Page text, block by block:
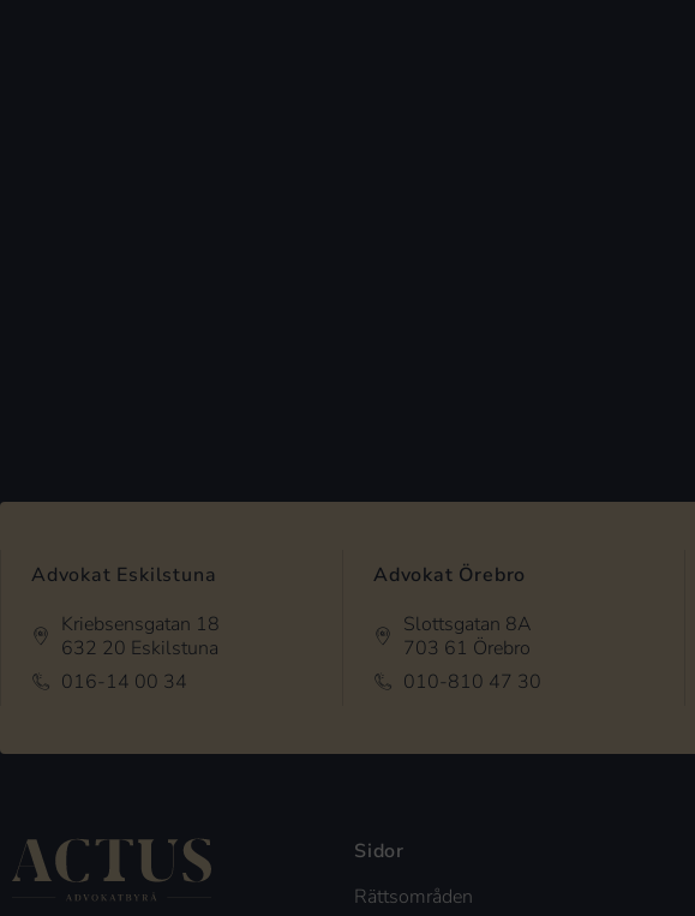
Advokat Eskilstuna
Kriebsensgatan 18
632 20 Eskilstuna
016-14 00 34
Advokat Örebro
Slottsgatan 8A
703 61 Örebro
010-810 47 30
Sidor
Rättsområden